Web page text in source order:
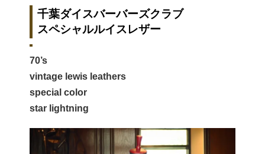
千葉ダイスバーバーズクラブ
スペシャルルイスレザー
70’s
vintage lewis leathers
special color
star lightning